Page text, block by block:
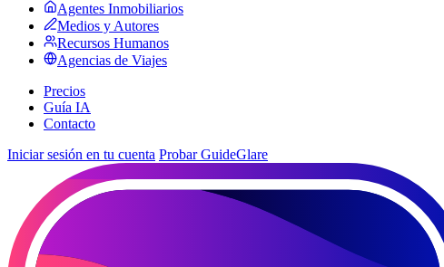
Agentes Inmobiliarios
Medios y Autores
Recursos Humanos
Agencias de Viajes
Precios
Guía IA
Contacto
Iniciar sesión en tu cuenta Probar GuideGlare